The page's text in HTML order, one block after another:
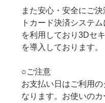
また安心・安全にご
トカード決済システ
を利用しており3Dセ
を導入しております。
○ご注意
お支払い日はご利用
なります。お使いの